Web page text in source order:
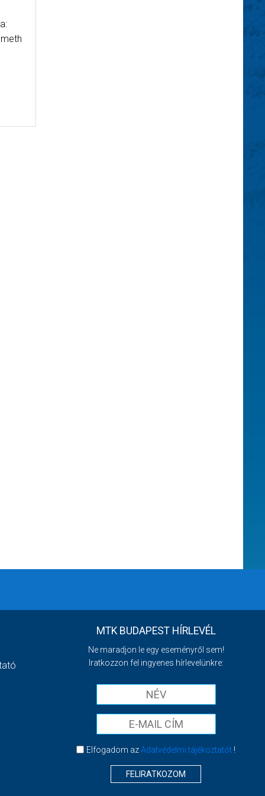
MTK BUDAPEST HÍRLEVÉL
Ne maradjon le egy eseményről sem!
Iratkozzon fel ingyenes hírlevelünkre:
Elfogadom azAdatvédelmi tájékoztatót !
FELIRATKOZOM